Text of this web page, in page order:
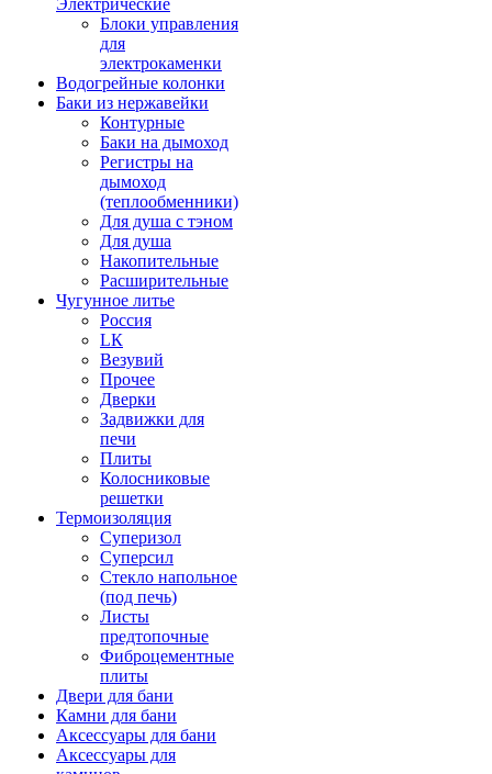
Электрические
Блоки управления
для
электрокаменки
Водогрейные колонки
Баки из нержавейки
Контурные
Баки на дымоход
Регистры на
дымоход
(теплообменники)
Для душа с тэном
Для душа
Накопительные
Расширительные
Чугунное литье
Россия
LК
Везувий
Прочее
Дверки
Задвижки для
печи
Плиты
Колосниковые
решетки
Термоизоляция
Суперизол
Суперсил
Стекло напольное
(под печь)
Листы
предтопочные
Фиброцементные
плиты
Двери для бани
Камни для бани
Аксессуары для бани
Аксессуары для